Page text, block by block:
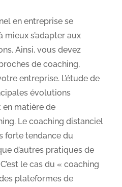
en entreprise se
s’adapter aux
Ainsi, vous devez
de coaching,
entreprise. L’étude de
évolutions
matière de
Le coaching distanciel
forte tendance du
d’autres pratiques de
le cas du « coaching
plateformes de